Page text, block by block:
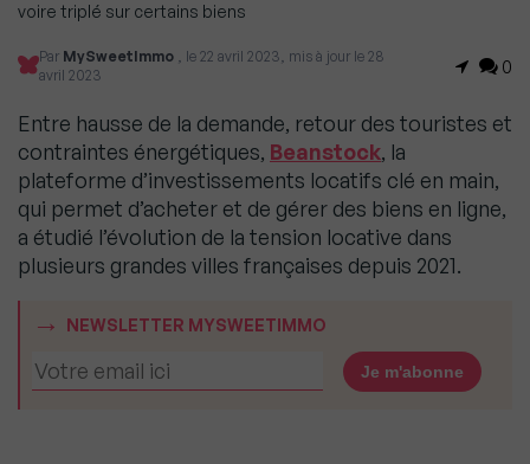
voire triplé sur certains biens
Par MySweetImmo , le 22 avril 2023, mis à jour le 28
avril 2023
0
Entre hausse de la demande, retour des touristes et
contraintes énergétiques, Beanstock, la
plateforme d’investissements locatifs clé en main,
qui permet d’acheter et de gérer des biens en ligne,
a étudié l’évolution de la tension locative dans
plusieurs grandes villes françaises depuis 2021.
NEWSLETTER MYSWEETIMMO